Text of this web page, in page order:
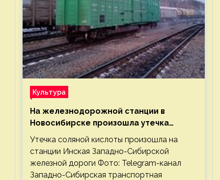
Культура
На железнодорожной станции в
Новосибирске произошла утечка
соляной кислоты
Утечка соляной кислоты произошла на
станции Инская Западно-Сибирской
железной дороги Фото: Telegram-канал
Западно-Сибирская транспортная